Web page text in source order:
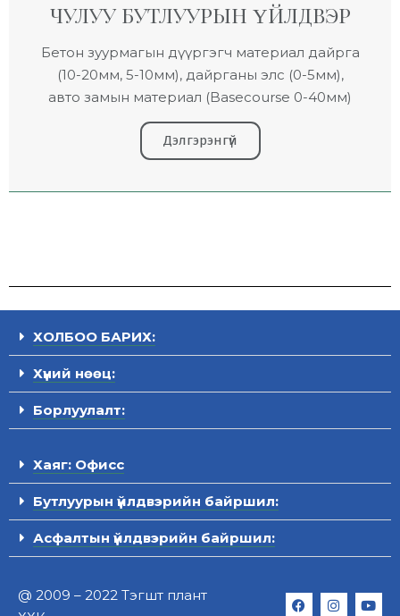
ЧУЛУУ БУТЛУУРЫН ҮЙЛДВЭР
Бетон зуурмагын дүүргэгч материал дайрга
(10-20мм, 5-10мм), дайрганы элс (0-5мм),
авто замын материал (Basecourse 0-40мм)
Дэлгэрэнгүй
ХОЛБОО БАРИХ:
Хүний нөөц:
Борлуулалт:
Хаяг: Офисс
Бутлуурын үйлдвэрийн байршил:
Асфалтын үйлдвэрийн байршил:
@ 2009 – 2022 Тэгшт плант